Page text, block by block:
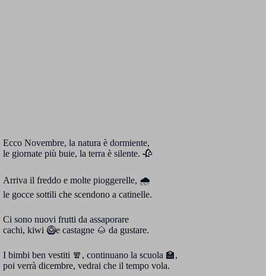
Ecco Novembre, la natura è dormiente,
le giornate più buie, la terra è silente. 🥀
Arriva il freddo e molte pioggerelle, 🌧
le gocce sottili che scendono a catinelle.
Ci sono nuovi frutti da assaporare
cachi, kiwi 🥝e castagne 🌰 da gustare.
I bimbi ben vestiti 🧣, continuano la scuola 🏫,
poi verrà dicembre, vedrai che il tempo vola.